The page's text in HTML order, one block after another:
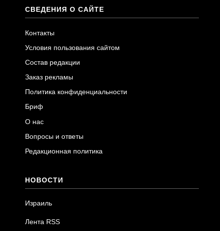
СВЕДЕНИЯ О САЙТЕ
Контакты
Условия пользования сайтом
Состав редакции
Заказ рекламы
Политика конфиденциальности
Бриф
О нас
Вопросы и ответы
Редакционная политика
НОВОСТИ
Израиль
Лента RSS